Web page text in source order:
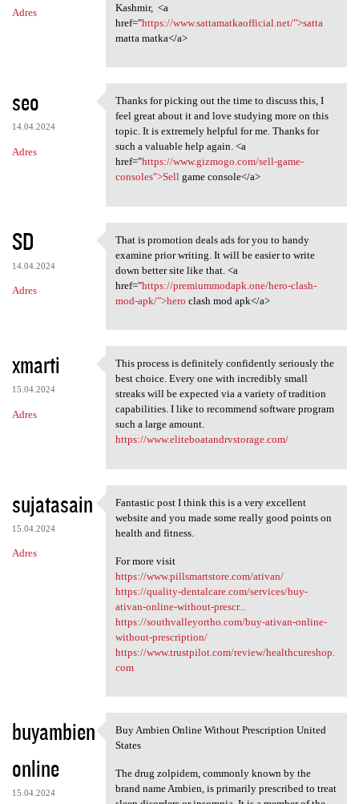
Adres
Kashmir, <a
href="https://www.sattamatkaofficial.net/">satta
matta matka</a>
seo
14.04.2024
Adres
Thanks for picking out the
Thanks for picking out the time to discuss this, I
feel great about it and love studying more on this
topic. It is extremely helpful for me. Thanks for
such a valuable help again. <a
href="https://www.gizmogo.com/sell-game-
consoles">Sellgame console</a>
SD
14.04.2024
Adres
That is promotion deals ads
That is promotion deals ads for you to handy
examine prior writing. It will be easier to write
down better site like that. <a
href="https://premiummodapk.one/hero-clash-
mod-apk/">hero clash mod apk</a>
xmarti
15.04.2024
Adres
This process is definitely
This process is definitely confidently seriously the
best choice. Every one with incredibly small
streaks will be expected via a variety of tradition
capabilities. I like to recommend software program
such a large amount.
https://www.eliteboatandrvstorage.com/
sujatasain
15.04.2024
Adres
Fantastic post I think this
Fantastic post I think this is a very excellent
website and you made some really good points on
health and fitness.
For more visit
https://www.pillsmartstore.com/ativan/
https://quality-dentalcare.com/services/buy-
ativan-online-without-prescr...
https://southvalleyortho.com/buy-ativan-online-
without-prescription/
https://www.trustpilot.com/review/healthcureshop.
com
buyambien
online
15.04.2024
Buy Ambien Online Without
Buy Ambien Online Without Prescription United
States
The drug zolpidem, commonly known by the
brand name Ambien, is primarily prescribed to treat